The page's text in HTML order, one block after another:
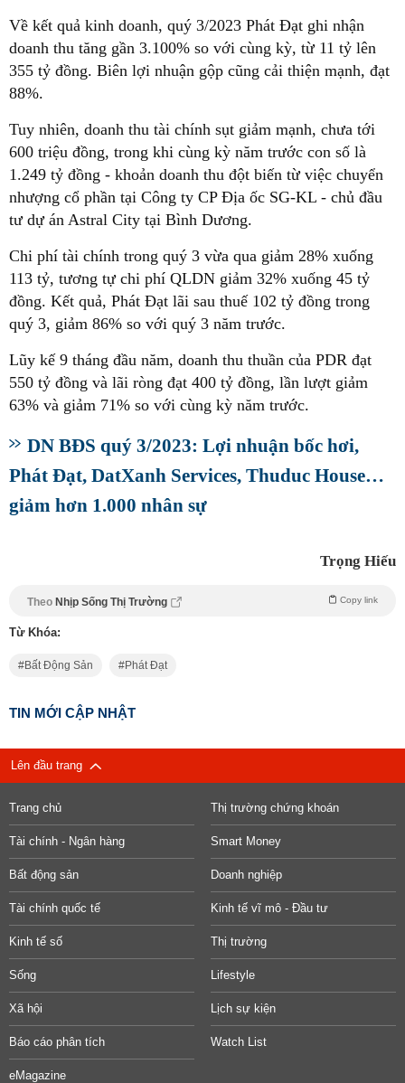
Về kết quả kinh doanh, quý 3/2023 Phát Đạt ghi nhận
doanh thu tăng gần 3.100% so với cùng kỳ, từ 11 tỷ lên
355 tỷ đồng. Biên lợi nhuận gộp cũng cải thiện mạnh, đạt
88%.
Tuy nhiên, doanh thu tài chính sụt giảm mạnh, chưa tới
600 triệu đồng, trong khi cùng kỳ năm trước con số là
1.249 tỷ đồng - khoản doanh thu đột biến từ việc chuyển
nhượng cổ phần tại Công ty CP Địa ốc SG-KL - chủ đầu
tư dự án Astral City tại Bình Dương.
Chi phí tài chính trong quý 3 vừa qua giảm 28% xuống
113 tỷ, tương tự chi phí QLDN giảm 32% xuống 45 tỷ
đồng. Kết quả, Phát Đạt lãi sau thuế 102 tỷ đồng trong
quý 3, giảm 86% so với quý 3 năm trước.
Lũy kế 9 tháng đầu năm, doanh thu thuần của PDR đạt
550 tỷ đồng và lãi ròng đạt 400 tỷ đồng, lần lượt giảm
63% và giảm 71% so với cùng kỳ năm trước.
DN BĐS quý 3/2023: Lợi nhuận bốc hơi,
Phát Đạt, DatXanh Services, Thuduc House…
giảm hơn 1.000 nhân sự
Trọng Hiếu
Theo Nhịp Sống Thị Trường Copy link
Từ Khóa:
Bất Động Sản Phát Đạt
TIN MỚI CẬP NHẬT
Lên đầu trang
Trang chủ Thị trường chứng khoán
Tài chính - Ngân hàng Smart Money
Bất động sản Doanh nghiệp
Tài chính quốc tế Kinh tế vĩ mô - Đầu tư
Kinh tế số Thị trường
Sống Lifestyle
Xã hội Lịch sự kiện
Báo cáo phân tích Watch List
eMagazine